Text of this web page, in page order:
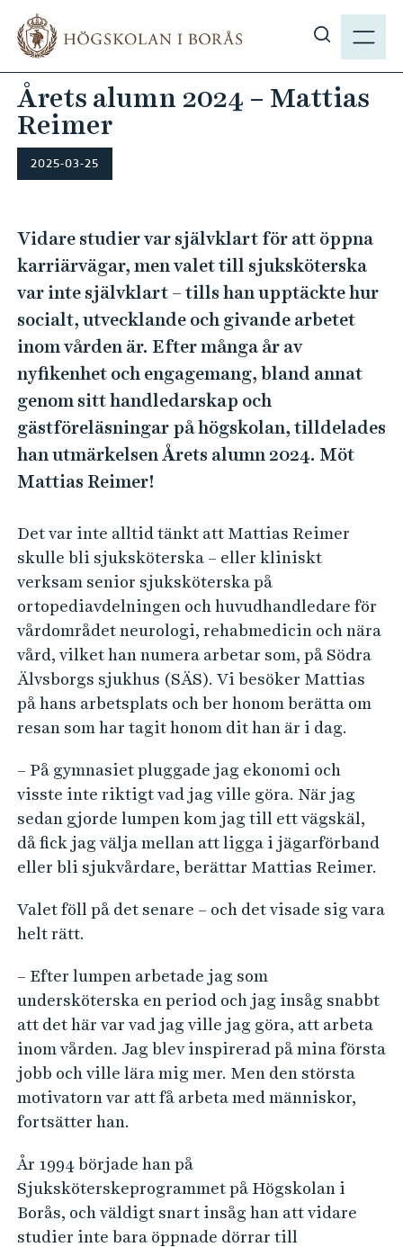
u
N
Y
i
s
å
h
b
.
s
Årets alumn 2024 – Mattias
Reimer
2025-03-25
Vidare studier var självklart för att öppna
karriärvägar, men valet till sjuksköterska
var inte självklart – tills han upptäckte hur
socialt, utvecklande och givande arbetet
inom vården är. Efter många år av
nyfikenhet och engagemang, bland annat
genom sitt handledarskap och
gästföreläsningar på högskolan, tilldelades
han utmärkelsen Årets alumn 2024. Möt
Mattias Reimer!
Det var inte alltid tänkt att Mattias Reimer
skulle bli sjuksköterska – eller kliniskt
verksam senior sjuksköterska på
ortopediavdelningen och huvudhandledare för
vårdområdet neurologi, rehabmedicin och nära
vård, vilket han numera arbetar som, på Södra
Älvsborgs sjukhus (SÄS). Vi besöker Mattias
på hans arbetsplats och ber honom berätta om
resan som har tagit honom dit han är i dag.
– På gymnasiet pluggade jag ekonomi och
visste inte riktigt vad jag ville göra. När jag
sedan gjorde lumpen kom jag till ett vägskäl,
då fick jag välja mellan att ligga i jägarförband
eller bli sjukvårdare, berättar Mattias Reimer.
Valet föll på det senare – och det visade sig vara
helt rätt.
– Efter lumpen arbetade jag som
undersköterska en period och jag insåg snabbt
att det här var vad jag ville jag göra, att arbeta
inom vården. Jag blev inspirerad på mina första
jobb och ville lära mig mer. Men den största
motivatorn var att få arbeta med människor,
fortsätter han.
År 1994 började han på
Sjuksköterskeprogrammet på Högskolan i
Borås, och väldigt snart insåg han att vidare
studier inte bara öppnade dörrar till